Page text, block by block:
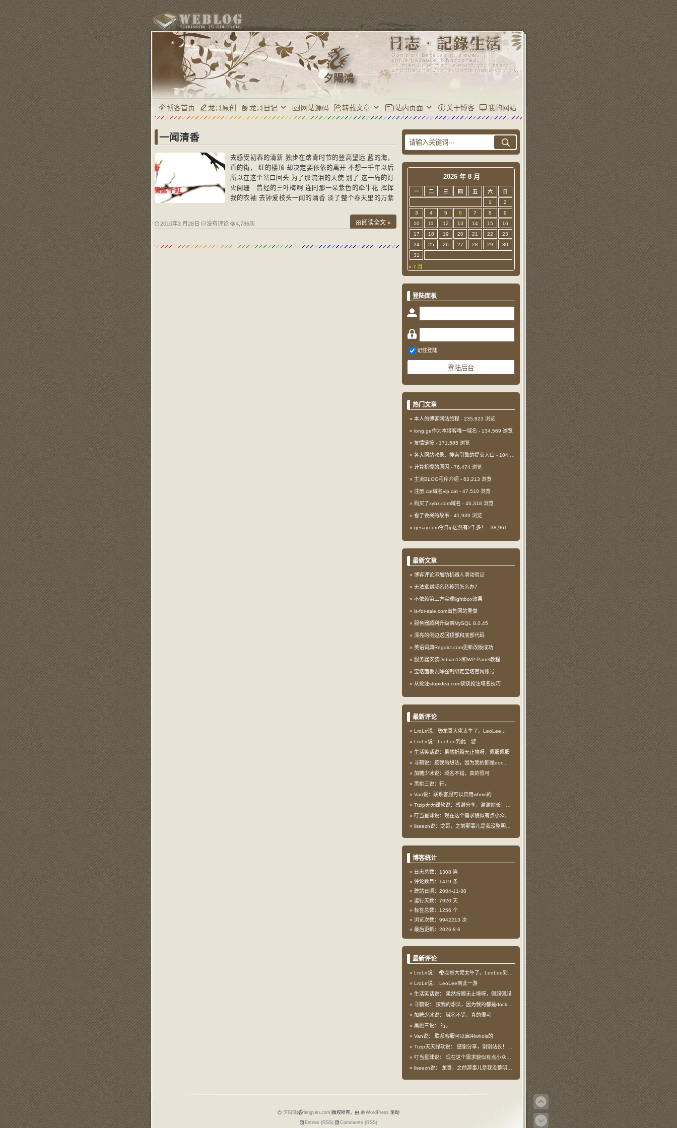
夕陽鴻
博客首页 龙哥原创 龙哥日记 网站源码 转载文章 站内页面 关于博客 我的网站
一闻清香
去感受初春的清新 独步在踏青时节的登高望远 蓝的海，
直的街， 红的楼顶 却决定要依依的离开 不想一千年以后
所以在这个岔口回头 为了那流泪的天使 别了 这一岛的灯
火阑珊 曾经的三叶梅啊 连同那一朵紫色的牵牛花 挥挥
我的衣袖 去钟爱枝头一闻的清香 淡了整个春天里的万紫
2010年3 月28日 没有评论 4,786次 阅读全文 »
2026 年 8 月
一 二 三 四 五 六
日
1
2
3
4 5 6 7 8
9
10
11 12 13 14 15
16
17
18 19 20 21 22
23
24
25 26 27 28 29
30
31
« 7 月
登陆面板
记住登陆
热门文章
本人的博客网站旅程 - 235,823 浏览
long.ge作为本博客唯一域名 - 134,569 浏览
友情链接 - 171,585 浏览
各大网站收录、搜索引擎的提交入口 - 104,452 浏览
计算机慢的原因 - 76,474 浏览
主流BLOG程序介绍 - 63,213 浏览
注册.cat域名vip.cat - 47,510 浏览
购买了xybz.com域名 - 46,318 浏览
看了会哭的故事 - 41,939 浏览
gesay.com今日ip居然有2千多！ - 38,961 浏览
最新文章
博客评论添加防机器人滑动验证
无法拿到域名转移码怎么办？
不依赖第三方实现lightbox效果
is-for-sale.com出售网站重做
服务器顺利升级到MySQL 8.0.45
漂亮的侧边返回顶部和底部代码
英语词典Regdict.com更新改版成功
服务器安装Debian13和WP-Panel教程
宝塔面板去除强制绑定宝塔官网账号
从抢注stupidea.com谈谈抢注域名技巧
最新评论
LroLrr说：🐉龙哥大佬太牛了。LeoLee...
LroLrr说：LeoLee到此一游
生活笑话说：果然折腾无止境呀，佩服佩服
寻鹤说：按我的想法，因为我的都是doc...
加糖少冰说：域名不错，真的很可
黑桃三说：行，
Van说：联系客服可以启用whois的
Ttzip天天绿软说：感谢分享，谢谢站长！！已收藏
叮当星球说：现在这个需求貌似有点小众，不过...
liseezn说：龙哥，之前那事儿是我没整明白，...
博客统计
日志总数：1308 篇
评论数目：1419 条
建站日期：2004-11-30
运行天数：7920 天
标签总数：1256 个
浏览次数：9942213 次
最后更新：2026-8-6
最新评论
LroLrr说： 🐉龙哥大佬太牛了。LeoLee到此一游
LroLrr说： LeoLee到此一游
生活笑话说： 果然折腾无止境呀，佩服佩服
寻鹤说： 按我的想法，因为我的都是docker容器…
加糖少冰说： 域名不错，真的很可
黑桃三说： 行，
Van说： 联系客服可以启用whois的
Ttzip天天绿软说： 感谢分享，谢谢站长！！已收藏
叮当星球说： 现在这个需求貌似有点小众，不过工具类我也…
liseezn说： 龙哥，之前那事儿是我没整明白，搞个申请页…
夕阳鴻( lengven.com)版权所有，由 WordPress 驱动
Entries (RSS)
Comments (RSS)